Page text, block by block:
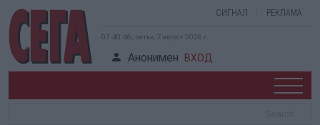
СИГНАЛ РЕКЛАМА
07:40:47, петък, 7 август 2026 г.
Анонимен ВХОД